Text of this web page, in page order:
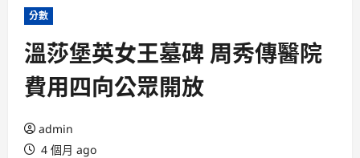
分數
溫莎堡英女王墓碑 周秀傳醫院
費用四向公眾開放
admin
4 個月 ago